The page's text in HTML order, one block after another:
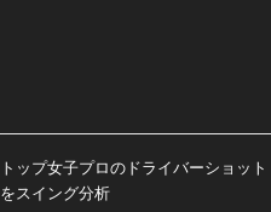
トップ女子プロのドライバーショット
をスイング分析